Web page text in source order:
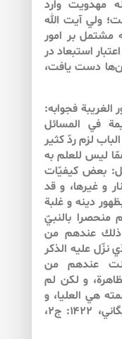
مهدويت وارد
ولي آيت الله
مشتمل بر امور
استبعاد در
دست يافت،
الغريبة فجوابه:
في المسائل
لزم ردّ كثير
ممّا ليس للعلم به
بعض كيفيّات
و غيرها، و قد
دينه و غلبة
منحصرا بالنبيّ
عندهم من
نزّل عليه الذكر
عندهم من
و لكن لم
هي العليا، و
كلمة الّذين كفروا السفلى (صافي گلپايگاني، ۱۴۲۲: ج‏۲،